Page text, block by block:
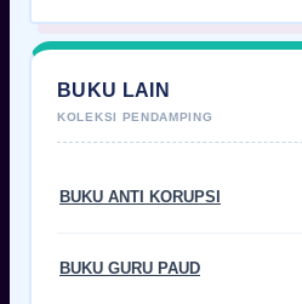
BUKU LAIN
BUKU ANTI KORUPSI
BUKU GURU PAUD